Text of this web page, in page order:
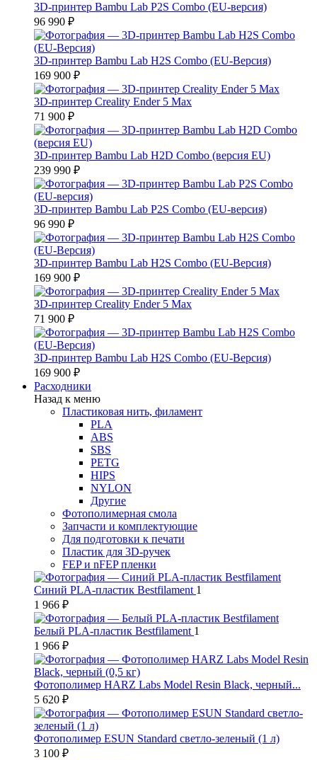
3D-принтер Bambu Lab P2S Combo (EU-версия)
96 990 ₽
3D-принтер Bambu Lab H2S Combo (EU-Версия)
169 900 ₽
3D-принтер Creality Ender 5 Max
71 900 ₽
3D-принтер Bambu Lab H2D Combo (версия EU)
239 990 ₽
3D-принтер Bambu Lab P2S Combo (EU-версия)
96 990 ₽
3D-принтер Bambu Lab H2S Combo (EU-Версия)
169 900 ₽
3D-принтер Creality Ender 5 Max
71 900 ₽
3D-принтер Bambu Lab H2S Combo (EU-Версия)
169 900 ₽
Расходники
Назад к меню
Пластиковая нить, филамент
PLA
ABS
SBS
PETG
HIPS
NYLON
Другие
Фотополимерная смола
Запчасти и комплектующие
Для подготовки к печати
Пластик для 3D-ручек
FEP и nFEP пленки
Синий PLA-пластик Bestfilament 1
1 966 ₽
Белый PLA-пластик Bestfilament 1
1 966 ₽
Фотополимер HARZ Labs Model Resin Black, черный...
5 620 ₽
Фотополимер ESUN Standard светло-зеленый (1 л)
3 100 ₽